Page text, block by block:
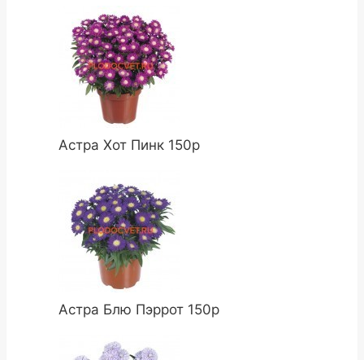
Астра Хот Пинк 150р
Астра Блю Пэррот 150р